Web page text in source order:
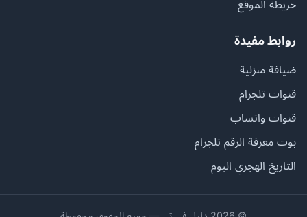
خريطة الموقع
روابط مفيدة
ضيافة منزلية
قنوات تلجرام
قنوات واتساب
بوت معرفة الرقم تلجرام
التاريخ الهجري اليوم